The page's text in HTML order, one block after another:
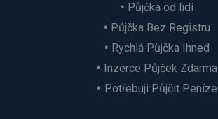
Půjčka od lidí
Půjčka Bez Registru
Rychlá Půjčka Ihned
Inzerce Půjček Zdarma
Potřebuji Půjčit Peníze